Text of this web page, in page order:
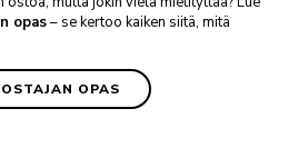
opas– se kertoo kaiken siitä, mitä
OPAS